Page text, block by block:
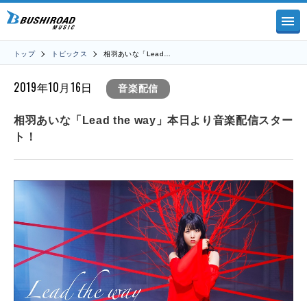
トップ トピックス 相羽あいな「Lead…
2019年10月16日 音楽配信
相羽あいな「Lead the way」本日より音楽配信スター
ト！